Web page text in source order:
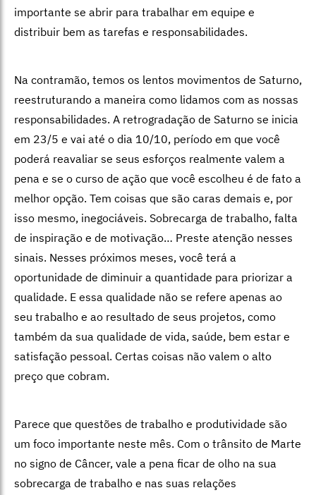
importante se abrir para trabalhar em equipe e
distribuir bem as tarefas e responsabilidades.
Na contramão, temos os lentos movimentos de Saturno,
reestruturando a maneira como lidamos com as nossas
responsabilidades. A retrogradação de Saturno se inicia
em 23/5 e vai até o dia 10/10, período em que você
poderá reavaliar se seus esforços realmente valem a
pena e se o curso de ação que você escolheu é de fato a
melhor opção. Tem coisas que são caras demais e, por
isso mesmo, inegociáveis. Sobrecarga de trabalho, falta
de inspiração e de motivação… Preste atenção nesses
sinais. Nesses próximos meses, você terá a
oportunidade de diminuir a quantidade para priorizar a
qualidade. E essa qualidade não se refere apenas ao
seu trabalho e ao resultado de seus projetos, como
também da sua qualidade de vida, saúde, bem estar e
satisfação pessoal. Certas coisas não valem o alto
preço que cobram.
Parece que questões de trabalho e produtividade são
um foco importante neste mês. Com o trânsito de Marte
no signo de Câncer, vale a pena ficar de olho na sua
sobrecarga de trabalho e nas suas relações